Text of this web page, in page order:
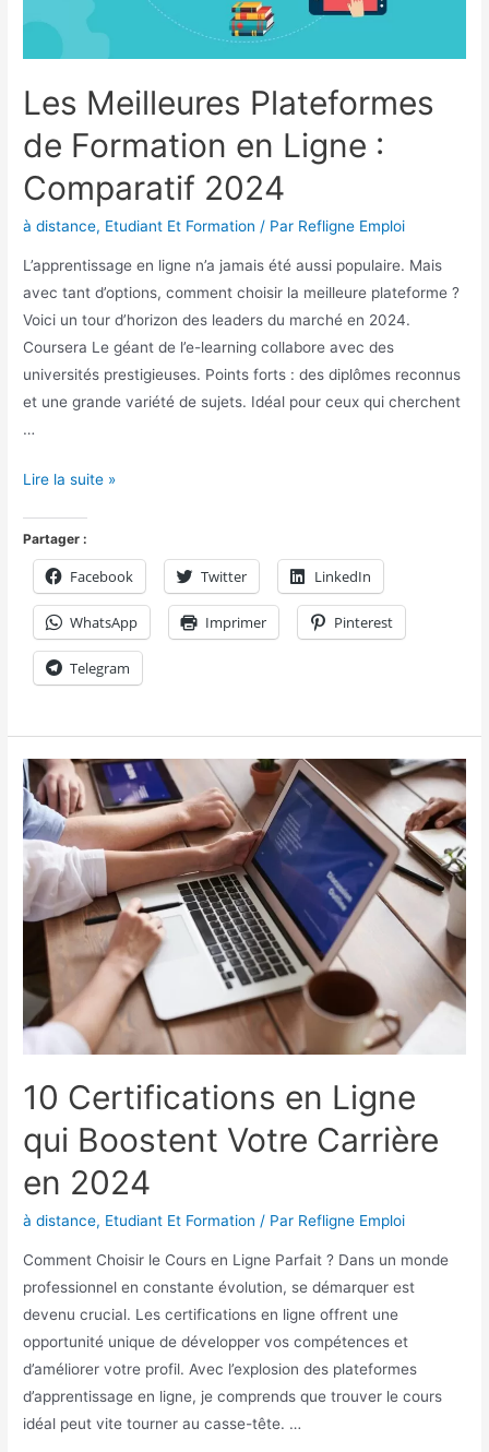
Les Meilleures Plateformes
de Formation en Ligne :
Comparatif 2024
à distance, Etudiant Et Formation / Par Refligne Emploi
L’apprentissage en ligne n’a jamais été aussi populaire. Mais
avec tant d’options, comment choisir la meilleure plateforme ?
Voici un tour d’horizon des leaders du marché en 2024.
Coursera Le géant de l’e-learning collabore avec des
universités prestigieuses. Points forts : des diplômes reconnus
et une grande variété de sujets. Idéal pour ceux qui cherchent
…
Lire la suite »
Partager :
Facebook Twitter LinkedIn
WhatsApp Imprimer Pinterest
Telegram
10 Certifications en Ligne
qui Boostent Votre Carrière
en 2024
à distance, Etudiant Et Formation / Par Refligne Emploi
Comment Choisir le Cours en Ligne Parfait ? Dans un monde
professionnel en constante évolution, se démarquer est
devenu crucial. Les certifications en ligne offrent une
opportunité unique de développer vos compétences et
d’améliorer votre profil. Avec l’explosion des plateformes
d’apprentissage en ligne, je comprends que trouver le cours
idéal peut vite tourner au casse-tête. …